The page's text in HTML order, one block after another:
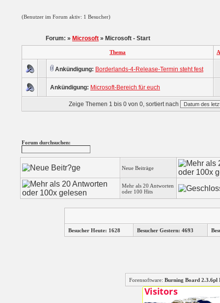
(Benutzer im Forum aktiv: 1 Besucher)
Forum: » Microsoft » Microsoft - Start
Thema
Ankündigung: Borderlands-4-Release-Termin steht fest
Ankündigung: Microsoft-Bereich für euch
Zeige Themen 1 bis 0 von 0, sortiert nach
Forum durchsuchen:
Neue Beiträge
Mehr als 20 Antworten
oder 100 Hits
Besucher Heute: 1628 Besucher Gestern: 4693
Forensoftware: Burning Board